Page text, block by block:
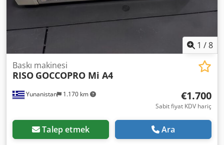
1 /8
Yunanistan 1.170 km
Baskı makinesi
RISO GOCCOPRO Mi A4
€1.700
Sabit fiyat KDV hariç
Talep etmek Ara